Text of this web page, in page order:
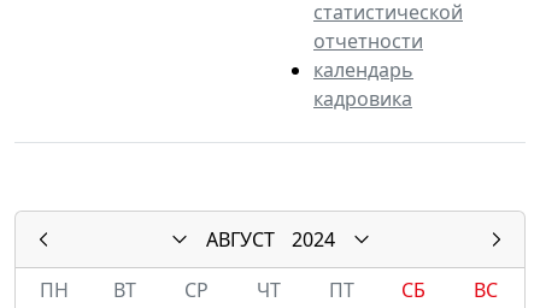
статистической
отчетности
календарь
кадровика
АВГУСТ
2024
ПН
ВТ СР ЧТ ПТ СБ
ВС